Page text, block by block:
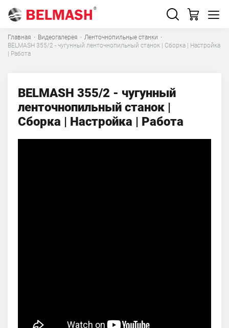
Главная · Видеогалерея · Ленточнопильные станки ·
BELMASH 355/2 - чугунный ленточнопильный станок | Сборка | Настройка
| Работа
BELMASH 355/2 - чугунный
ленточнопильный станок |
Сборка | Настройка | Работа